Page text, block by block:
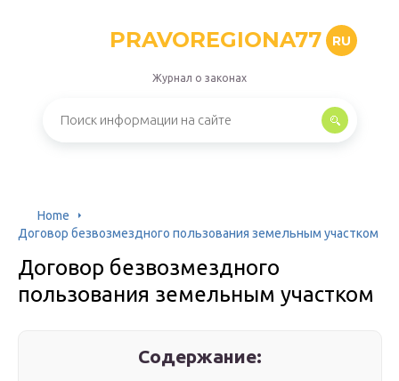
PRAVOREGIONA77 RU
Журнал о законах
Home
Договор безвозмездного пользования земельным участком
Договор безвозмездного
пользования земельным участком
Содержание: